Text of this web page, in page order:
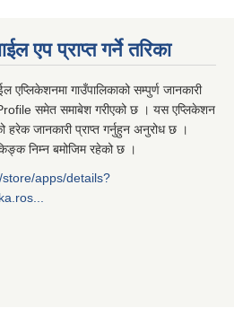
एप प्राप्त गर्ने तरिका
एप्लिकेशनमा गाउँपालिकाको सम्पुर्ण जानकारी
समेत समाबेश गरीएको छ । यस एप्लिकेशन
हरेक जानकारी प्राप्त गर्नुहुन अनुरोध छ ।
निम्न बमोजिम रहेको छ ।
apps/details?